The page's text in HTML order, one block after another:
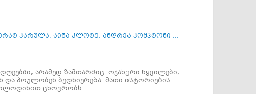
კარულა, აინა კლოტე, ანდრეა კომპტონი ...
არამედ ზამთარშიც. ოჯახური წყვილები,
და პოულობენ ბედნიერება. მათი ისტორიების
ცხოვრობს ...